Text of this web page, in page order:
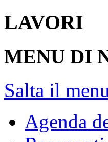
LAVORI
MENU DI
Salta il
Agenda